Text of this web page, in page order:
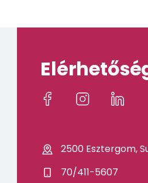
2500 Esztergom,
70/411-5607